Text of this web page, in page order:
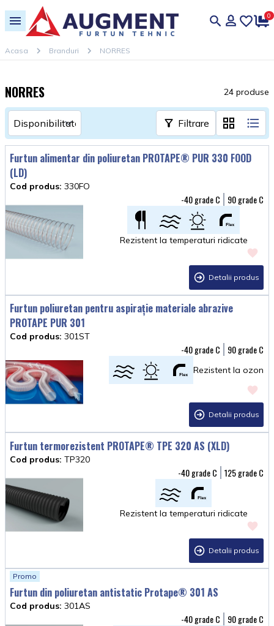
0
Acasa Branduri NORRES
NORRES 24 produse
Filtrare
Furtun alimentar din poliuretan PROTAPE® PUR 330 FOOD
(LD)
Cod produs: 330FO
-40 90
Rezistent la temperaturi ridicate
Detalii produs
Furtun poliuretan pentru aspirație materiale abrazive
PROTAPE PUR 301
Cod produs: 301ST
-40 90
Rezistent la ozon
Detalii produs
Furtun termorezistent PROTAPE® TPE 320 AS (XLD)
Cod produs: TP320
-40 125
Rezistent la temperaturi ridicate
Detalii produs
Promo
Furtun din poliuretan antistatic Protape® 301 AS
Cod produs: 301AS
-40 90